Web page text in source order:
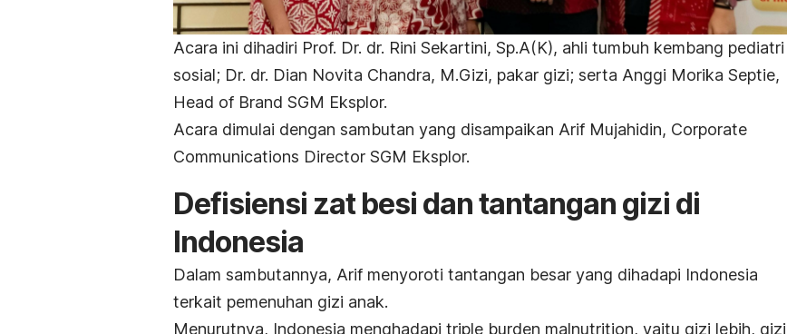
Acara ini dihadiri Prof. Dr. dr. Rini Sekartini, Sp.A(K), ahli tumbuh kembang pediatri
sosial; Dr. dr. Dian Novita Chandra, M.Gizi, pakar gizi; serta Anggi Morika Septie,
Head of Brand SGM Eksplor.
Acara dimulai dengan sambutan yang disampaikan Arif Mujahidin, Corporate
Communications Director SGM Eksplor.
Defisiensi zat besi dan tantangan gizi di
Indonesia
Dalam sambutannya, Arif menyoroti tantangan besar yang dihadapi Indonesia
terkait pemenuhan gizi anak.
Menurutnya, Indonesia menghadapi triple burden malnutrition, yaitu gizi lebih, gizi